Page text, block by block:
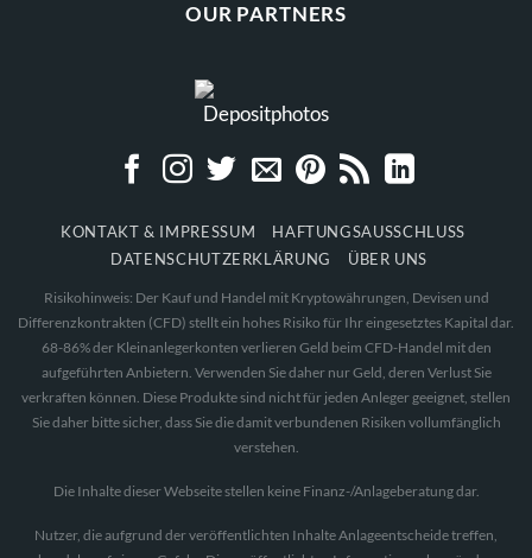
OUR PARTNERS
KONTAKT & IMPRESSUM
HAFTUNGSAUSSCHLUSS
DATENSCHUTZERKLÄRUNG
ÜBER UNS
Risikohinweis: Der Kauf und Handel mit Kryptowährungen, Devisen und
Differenzkontrakten (CFD) stellt ein hohes Risiko für Ihr eingesetztes Kapital dar.
68-86% der Kleinanlegerkonten verlieren Geld beim CFD-Handel mit den
aufgeführten Anbietern. Verwenden Sie daher nur Geld, deren Verlust Sie
verkraften können. Diese Produkte sind nicht für jeden Anleger geeignet, stellen
Sie daher bitte sicher, dass Sie die damit verbundenen Risiken vollumfänglich
verstehen.
Die Inhalte dieser Webseite stellen keine Finanz-/Anlageberatung dar.
Nutzer, die aufgrund der veröffentlichten Inhalte Anlageentscheide treffen,